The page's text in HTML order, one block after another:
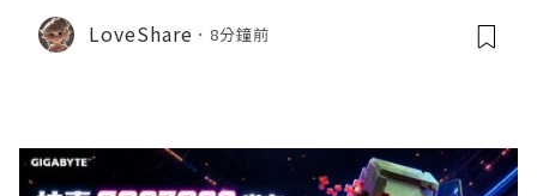
LoveShare 8分鐘前